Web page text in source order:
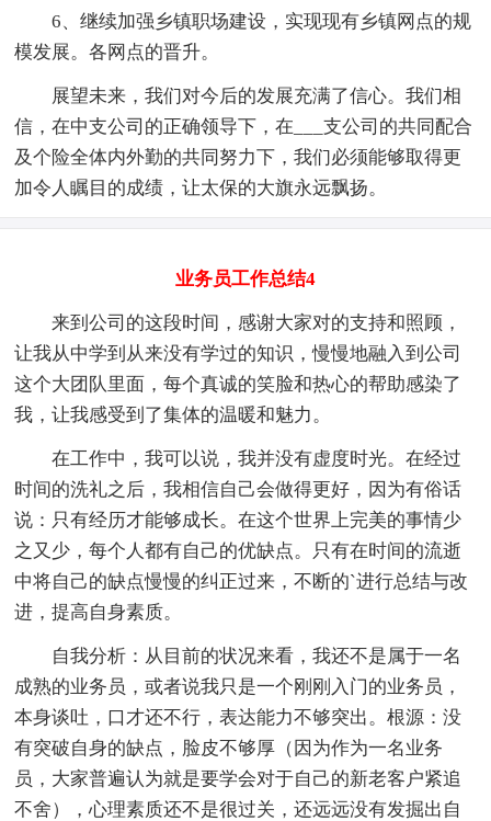
6、继续加强乡镇职场建设，实现现有乡镇网点的规
模发展。各网点的晋升。
展望未来，我们对今后的发展充满了信心。我们相
信，在中支公司的正确领导下，在___支公司的共同配合
及个险全体内外勤的共同努力下，我们必须能够取得更
加令人瞩目的成绩，让太保的大旗永远飘扬。
业务员工作总结4
来到公司的这段时间，感谢大家对的支持和照顾，
让我从中学到从来没有学过的知识，慢慢地融入到公司
这个大团队里面，每个真诚的笑脸和热心的帮助感染了
我，让我感受到了集体的温暖和魅力。
在工作中，我可以说，我并没有虚度时光。在经过
时间的洗礼之后，我相信自己会做得更好，因为有俗话
说：只有经历才能够成长。在这个世界上完美的事情少
之又少，每个人都有自己的优缺点。只有在时间的流逝
中将自己的缺点慢慢的纠正过来，不断的`进行总结与改
进，提高自身素质。
自我分析：从目前的状况来看，我还不是属于一名
成熟的业务员，或者说我只是一个刚刚入门的业务员，
本身谈吐，口才还不行，表达能力不够突出。根源：没
有突破自身的缺点，脸皮不够厚（因为作为一名业务
员，大家普遍认为就是要学会对于自己的新老客户紧追
不舍），心理素质还不是很过关，还远远没有发掘出自